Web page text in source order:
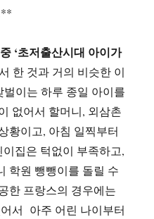
**
‘초저출산시대 아이가
한 것과 거의 비슷한 이
이는 하루 종일 아이를
없어서 할머니, 외삼촌
황이고, 아침 일찍부터
집은 턱없이 부족하고,
학원 뺑뺑이를 돌릴 수
한 프랑스의 경우에는
서 아주 어린 나이부터